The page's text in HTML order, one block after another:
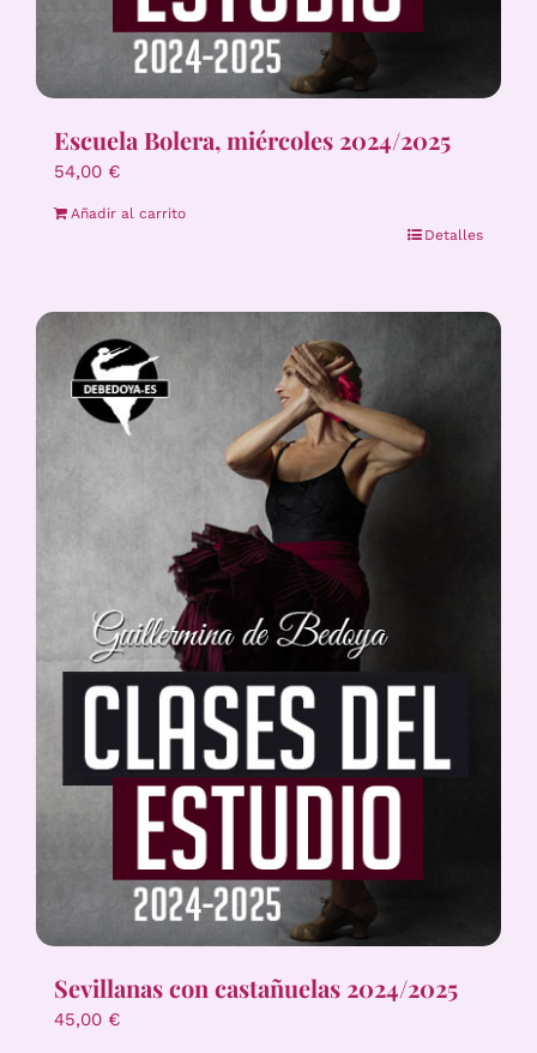
Escuela Bolera, miércoles 2024/2025
54,00 €
Añadir al carrito
Detalles
Sevillanas con castañuelas 2024/2025
45,00 €